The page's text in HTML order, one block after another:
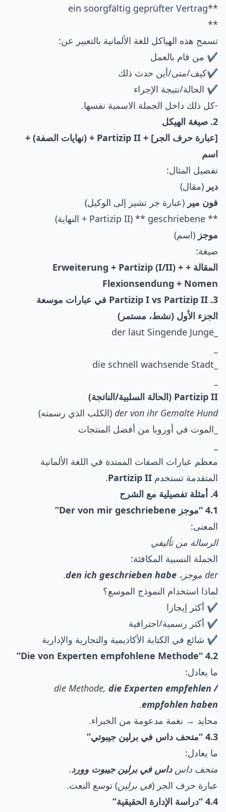
**ein soorgfältig geprüfter Vertrag
**
تسمح هذه الهياكل للغة الألمانية بالتعبير عن:
✔️ من قام بالعمل
✔️كيف/متى/أين حدث ذلك
✔️ الحالة/نتيجة الإجراء
-كل ذلك داخل الجملة الاسمية نفسها.
2. صيغة الهيكل
[عبارة حرف الجر] + Partizip II + (نهايات الصفة) +
اسم
تفصيل المثال:
دير (مقال)
فون مير (عبارة جر تشير إلى الوكيل)
** geschriebene ** (Partizip II + النهاية)
موجز (اسم)
صيغة:
المقالة + Erweiterung + Partizip (I/II) +
Flexionsendung + Nomen
3. Partizip I vs Partizip II في عبارات موسعة
الجزء الأول (نشط، مستمر)
Partizip II (الحالة السلبية/الناتجة)
der von ihr Gemalte Hund (الكلب الذي رسمته)
_الموت في أوروبا من أفضل المنتجات
معظم عبارات الصفات الممتدة في اللغة الألمانية
المتقدمة تستخدم Partizip II
.
4. أمثلة تفصيلية مع الشرح
4.1 “موجز Der von mir geschriebene”
المعنى:
الرسالة من تأليفي
الجملة النسبية المكافئة:
der موجز،
den ich geschrieben habe
.
لماذا استخدام النموذج الموسع؟
✔️ أكثر إيجازا
✔️ أكثر رسمية/احترافية
✔️ شائع في الكتابة الأكاديمية والتجارية والإدارية
4.2 “Die von Experten empfohlene Methode”
ما يعادل:
die Methode, die Experten empfehlen /
empfohlen haben
.
محايد → نغمة مدعومة من الخبراء.
4.3 “متحف داس في برلين جيبوتي”
ما يعادل:
متحف داس داس في برلين جيبوت وورد.
عبارة حرف الجر (في برلين) توسع النعت.
4.4 “دراسة الإدارة الحقيقية”